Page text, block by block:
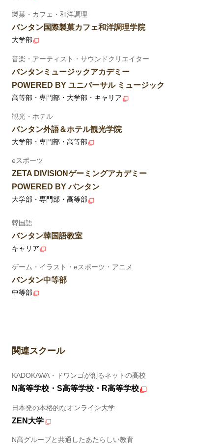
製菓・カフェ・和洋調理
バンタン国際製菓カフェ和洋調理学院
大学部
音楽・アーティスト・サウンドクリエイター
バンタンミュージックアカデミー
POWERED BY ユニバーサル ミュージック
高等部・専門部・大学部・キャリア
観光・ホテル
バンタン外語＆ホテル観光学院
大学部・専門部・高等部
eスポーツ
ZETA DIVISIONゲーミングアカデミー
POWERED BY バンタン
大学部・専門部・高等部
韓国語
バンタン韓国語教室
キャリア
ゲーム・イラスト・eスポーツ・アニメ
バンタン中等部
中等部
関連スクール
KADOKAWA・ドワンゴが創るネットの高校
N高等学校・S高等学校・R高等学校
日本発の本格的なオンライン大学
ZEN大学
N高グループと共通したあたらしい教育